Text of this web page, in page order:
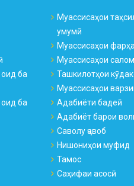
ба
ба
Муассисаҳои
умумӣ
Муассисаҳои
Муассисаҳои
Ташкилотҳои
Муассисаҳои
Адабиёти бадеӣ
Адабиёт барои
Саволу ҷавоб
Нишониҳои муфид
Тамос
Саҳифаи асосӣ